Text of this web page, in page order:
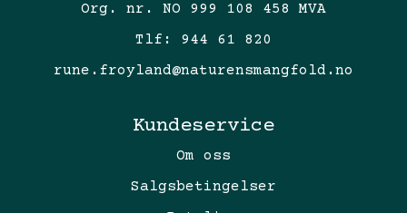
Org. nr. NO 999 108 458 MVA
Tlf: 944 61 820
rune.froyland@naturensmangfold.no
Kundeservice
Om oss
Salgsbetingelser